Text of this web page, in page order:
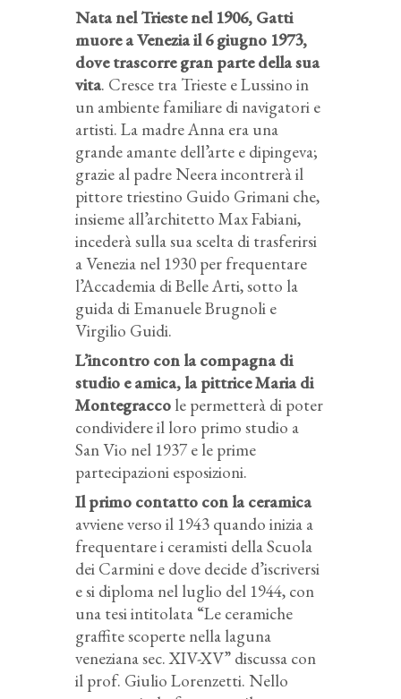
Nata nel Trieste nel 1906, Gatti
muore a Venezia il 6 giugno 1973,
dove trascorre gran parte della sua
vita. Cresce tra Trieste e Lussino in
un ambiente familiare di navigatori e
artisti. La madre Anna era una
grande amante dell’arte e dipingeva;
grazie al padre Neera incontrerà il
pittore triestino Guido Grimani che,
insieme all’architetto Max Fabiani,
incederà sulla sua scelta di trasferirsi
a Venezia nel 1930 per frequentare
l’Accademia di Belle Arti, sotto la
guida di Emanuele Brugnoli e
Virgilio Guidi.
L’incontro con la compagna di
studio e amica, la pittrice Maria di
Montegracco le permetterà di poter
condividere il loro primo studio a
San Vio nel 1937 e le prime
partecipazioni esposizioni.
Il primo contatto con la ceramica
avviene verso il 1943 quando inizia a
frequentare i ceramisti della Scuola
dei Carmini e dove decide d’iscriversi
e si diploma nel luglio del 1944, con
una tesi intitolata “Le ceramiche
graffite scoperte nella laguna
veneziana sec. XIV-XV” discussa con
il prof. Giulio Lorenzetti. Nello